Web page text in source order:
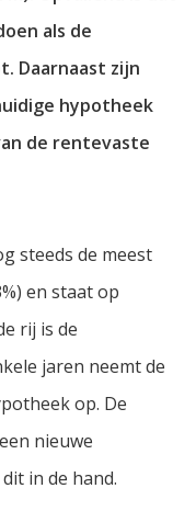
als de
Daarnaast zijn
hypotheek
de rentevaste
steeds de meest
en staat op
rij is de
jaren neemt de
op. De
nieuwe
in de hand.